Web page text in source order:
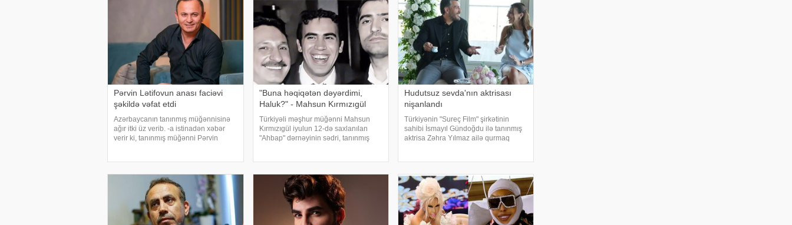
Pərvin Lətifovun anası faciəvi
şəkildə vəfat etdi
Azərbaycanın tanınmış müğənnisinə
ağır itki üz verib. -a istinadən xəbər
verir ki, tanınmış müğənni Pərvin
əlinə bata
"Buna həqiqətən dəyərdimi,
Haluk?" - Mahsun Kırmızıgül
Türkiyəli məşhur müğənni Mahsun
Kırmızıgül iyulun 12-də saxlanılan
"Ahbap" dərnəyinin sədri, tanınmış
yaxı
Hudutsuz sevda'nın aktrisası
nişanlandı
Türkiyənin "Sureç Film" şirkətinin
sahibi İsmayıl Gündoğdu ilə tanınmış
aktrisa Zəhra Yılmaz ailə qurmaq
tanınmış simala